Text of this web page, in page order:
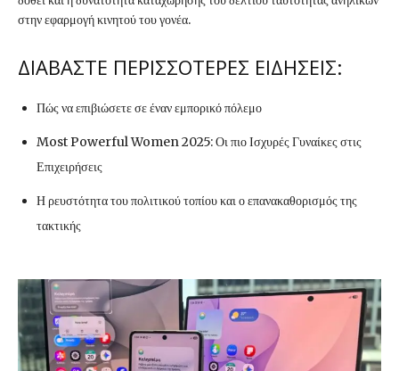
στην εφαρμογή κινητού του γονέα.
ΔΙΑΒΑΣΤΕ ΠΕΡΙΣΣΟΤΕΡΕΣ ΕΙΔΗΣΕΙΣ:
Πώς να επιβιώσετε σε έναν εμπορικό πόλεμο
Most Powerful Women 2025: Οι πιο Ισχυρές Γυναίκες στις
Επιχειρήσεις
Η ρευστότητα του πολιτικού τοπίου και ο επανακαθορισμός της
τακτικής